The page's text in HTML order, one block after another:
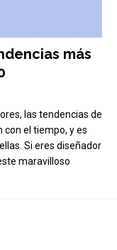
más
las tendencias de
el tiempo, y es
Si eres diseñador
maravilloso